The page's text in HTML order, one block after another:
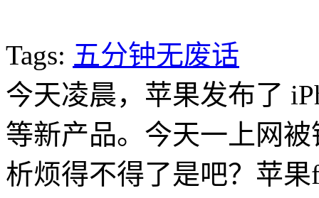
Tags: 五分钟无废话
今天凌晨，苹果发布了
等新产品。今天一上网
析烦得不得了是吧？苹